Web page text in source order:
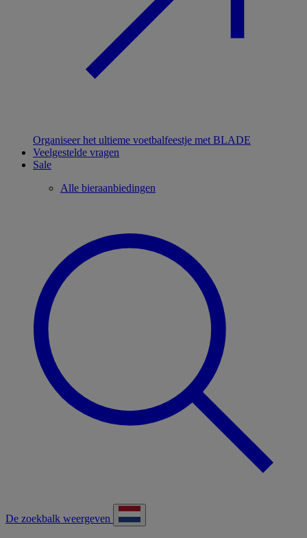
Organiseer het ultieme voetbalfeestje met BLADE
Veelgestelde vragen
Sale
Alle bieraanbiedingen
De zoekbalk weergeven